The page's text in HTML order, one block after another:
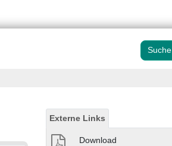
Externe Links
Download